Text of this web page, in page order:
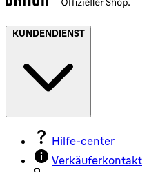
KUNDENDIENST
Hilfe-center
Verkäuferkontakt